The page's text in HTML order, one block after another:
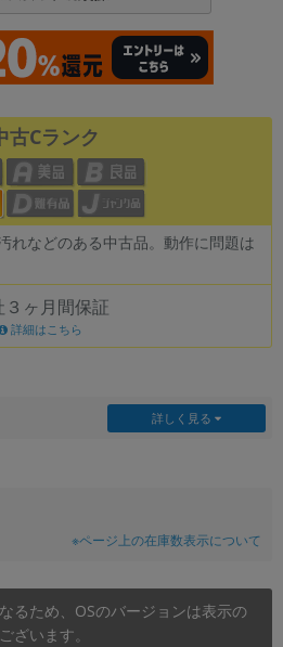
古Cランク
れなどのある中古品。動作に問題は
３ヶ月間保証
詳細はこちら
詳しく見る
※ページ上の在庫数表示について
るため、OSのバージョンは表示の
ざいます。